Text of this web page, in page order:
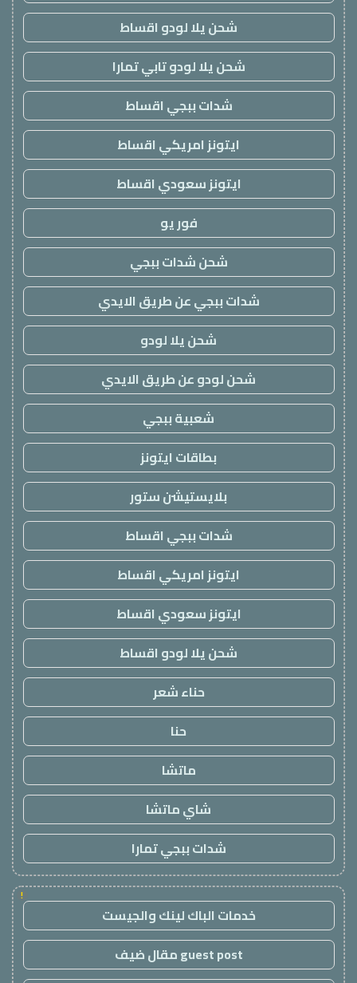
شحن يلا لودو اقساط
شحن يلا لودو تابي تمارا
شدات ببجي اقساط
ايتونز امريكي اقساط
ايتونز سعودي اقساط
فور يو
شحن شدات ببجي
شدات ببجي عن طريق الايدي
شحن يلا لودو
شحن لودو عن طريق الايدي
شعبية ببجي
بطاقات ايتونز
بلايستيشن ستور
شدات ببجي اقساط
ايتونز امريكي اقساط
ايتونز سعودي اقساط
شحن يلا لودو اقساط
حناء شعر
حنا
ماتشا
شاي ماتشا
شدات ببجي تمارا
!
خدمات الباك لينك والجيست
guest post مقال ضيف